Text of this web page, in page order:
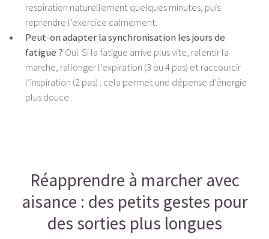
respiration naturellement quelques minutes, puis
reprendre l’exercice calmement.
Peut-on adapter la synchronisation les jours de
fatigue ? Oui. Si la fatigue arrive plus vite, ralentir la
marche, rallonger l’expiration (3 ou 4 pas) et raccourcir
l’inspiration (2 pas) : cela permet une dépense d’énergie
plus douce.
Réapprendre à marcher avec
aisance : des petits gestes pour
des sorties plus longues